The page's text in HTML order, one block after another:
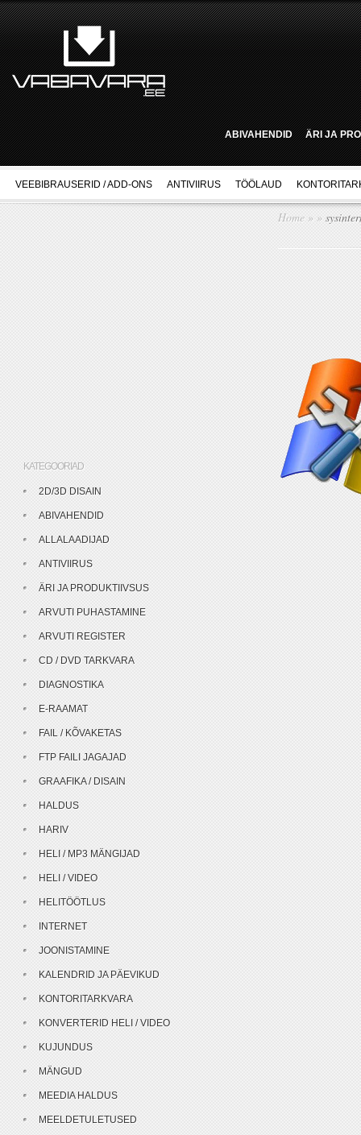
ABIVAHENDID ÄRI JA
VEEBIBRAUSERID / ADD-ONS ANTIVIIRUS TÖÖLAUD
Home » »
KATEGOORIAD
2D/3D DISAIN
ABIVAHENDID
ALLALAADIJAD
ANTIVIIRUS
ÄRI JA PRODUKTIIVSUS
ARVUTI PUHASTAMINE
ARVUTI REGISTER
CD / DVD TARKVARA
DIAGNOSTIKA
E-RAAMAT
FAIL / KÕVAKETAS
FTP FAILI JAGAJAD
GRAAFIKA / DISAIN
HALDUS
HARIV
HELI / MP3 MÄNGIJAD
HELI / VIDEO
HELITÖÖTLUS
INTERNET
JOONISTAMINE
KALENDRID JA PÄEVIKUD
KONTORITARKVARA
KONVERTERID HELI / VIDEO
KUJUNDUS
MÄNGUD
MEEDIA HALDUS
MEELDETULETUSED